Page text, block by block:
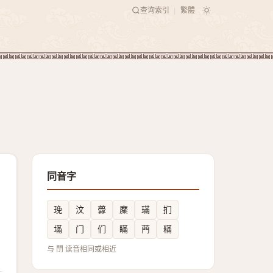
查询索引 繁體
同音字
㻊 汶 虋 穈 璊
扪
㙢
门 们 瞞 菛 䊟
与 閅 读音相同或相近